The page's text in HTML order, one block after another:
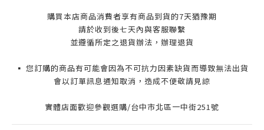
購買本店商品消費者享有商品到貨的7天猶豫期
請於收到後七天內與客服聯繫
並遵循所定之退貨辦法，辦理退貨
▪️ 您訂購的商品有可能會因為不可抗力因素缺貨而導致無法出貨
會以訂單訊息通知取消，造成不便敬請見諒
實體店面歡迎參觀選購/台中市北區一中街251號